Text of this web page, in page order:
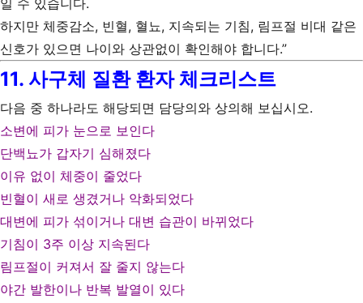
일 수 있습니다.
하지만 체중감소, 빈혈, 혈뇨, 지속되는 기침, 림프절 비대 같은
신호가 있으면 나이와 상관없이 확인해야 합니다.”
11. 사구체 질환 환자 체크리스트
다음 중 하나라도 해당되면 담당의와 상의해 보십시오.
소변에 피가 눈으로 보인다
단백뇨가 갑자기 심해졌다
이유 없이 체중이 줄었다
빈혈이 새로 생겼거나 악화되었다
대변에 피가 섞이거나 대변 습관이 바뀌었다
기침이 3주 이상 지속된다
림프절이 커져서 잘 줄지 않는다
야간 발한이나 반복 발열이 있다